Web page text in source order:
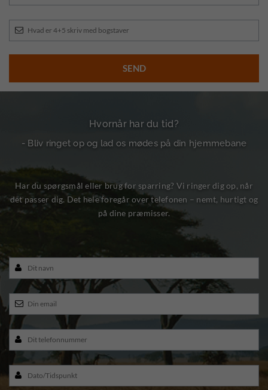
Hvornår har du tid?
- Bliv ringet op og lad os mødes på din hjemmebane
Har du spørgsmål eller brug for sparring? Vi ringer dig op, når
det passer dig. Det hele foregår over telefonen – nemt, hurtigt og
på dine præmisser.